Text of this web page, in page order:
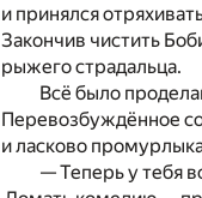
и принялся
Закончив чистить
рыжего страдальца.
Всё было
Перевозбуждённое
и ласково
— Теперь у тебя